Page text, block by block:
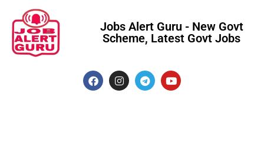
Jobs Alert Guru - New Govt
Scheme, Latest Govt Jobs